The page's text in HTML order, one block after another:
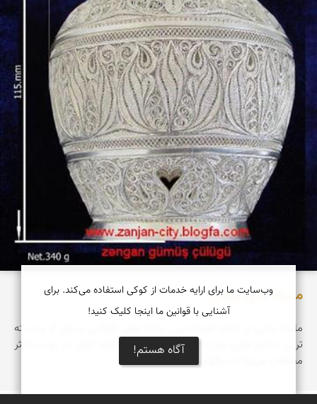
ملیله کاری زنجان
ملیله سازی از جمله ظریف ترین رشته های فلزکاری و یکی از برجسته
ترین صنایع فلزی ایران است. قدیمی ترین ملیله ایران به روایت اکثر
محققان مربوط به سالهای...
وب‌سایت ما برای ارایه خدمات از کوکی استفاده می‌کند. برای
آشنایی با قوانین ما اینجا کلیک کنید!
آگاه هستم!